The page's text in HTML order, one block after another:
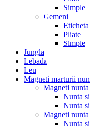
Simple
Gemeni
Eticheta
Pliate
Simple
Jungla
Lebada
Leu
Magneti marturii
Magneti
Nunta
Nunta
Magneti
Nunta